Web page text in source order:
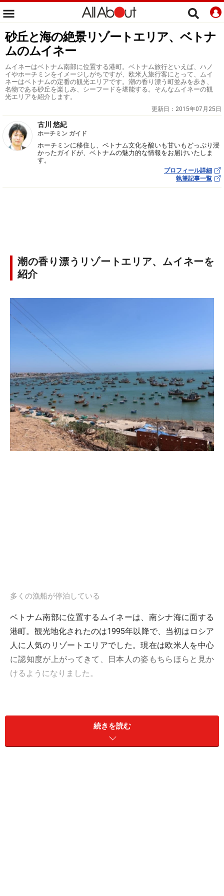
砂丘と海の絶景リゾートエリア、ベトナ
ムのムイネー
ムイネーはベトナム南部に位置する港町。ベトナム旅行といえば、ハノ
イやホーチミンをイメージしがちですが、欧米人旅行客にとって、ムイ
ネーはベトナムの定番の観光エリアです。潮の香り漂う町並みを歩き、
名物である砂丘を楽しみ、シーフードを堪能する。そんなムイネーの観
光エリアを紹介します。
更新日： 2015年07月25日
古川 悠紀
ホーチミン ガイド
ホーチミンに移住し、ベトナム文化を酸いも甘いもどっぷり浸
かったガイドが、ベトナムの魅力的な情報をお届けいたしま
す。
プロフィール詳細
執筆記事一覧
潮の香り漂うリゾートエリア、ムイネーを
紹介
多くの漁船が停泊している
ベトナム南部に位置するムイネーは、南シナ海に面する
港町。観光地化されたのは1995年以降で、当初はロシア
人に人気のリゾートエリアでした。現在は欧米人を中心
に認知度が上がってきて、日本人の姿もちらほらと見か
けるようになりました。
ムイネーへの行き方
ホーチミン市からムイネーまではバスで約6時間。鉄道
及び空路はありません。ホーチミン市内のツアーデスク
続きを読む